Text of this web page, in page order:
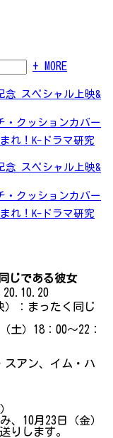
+ MORE
念 スペシャル上映&
・クッションカバー
れ！K-ドラマ研究
念 スペシャル上映&
・クッションカバー
れ！K-ドラマ研究
じである彼女
：まったく同じ
）18：00～22：
アン、イム・ハ
、10月23日（金）
りします。